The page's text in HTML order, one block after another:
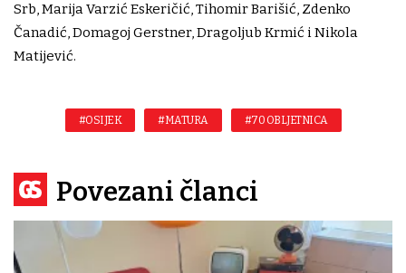
Srb, Marija Varzić Eskeričić, Tihomir Barišić, Zdenko
Čanadić, Domagoj Gerstner, Dragoljub Krmić i Nikola
Matijević.
#OSIJEK #MATURA #70 OBLJETNICA
Povezani članci